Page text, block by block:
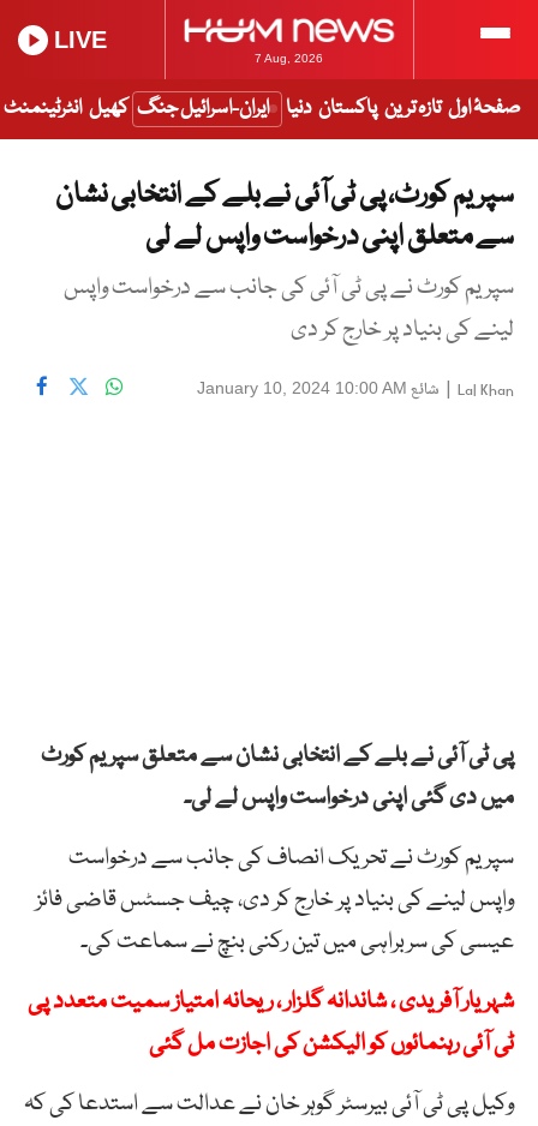
7 Aug, 2026
LIVE
صفحۂ اول تازہ ترین پاکستان دنیا ایران-اسرائیل جنگ کھیل انٹرٹینمنٹ
سپریم کورٹ، پی ٹی آئی نے بلے کے انتخابی نشان
سے متعلق اپنی درخواست واپس لے لی
سپریم کورٹ نے پی ٹی آئی کی جانب سے درخواست واپس
لینے کی بنیاد پر خارج کر دی
Lal Khan
| شائع January 10, 2024 10:00 AM
پی ٹی آئی نے بلے کے انتخابی نشان سے متعلق سپریم کورٹ
میں دی گئی اپنی درخواست واپس لے لی۔
سپریم کورٹ نے تحریک انصاف کی جانب سے درخواست
واپس لینے کی بنیاد پر خارج کر دی، چیف جسٹس قاضی فائز
عیسی کی سربراہی میں تین رکنی بنچ نے سماعت کی۔
شہریار آفریدی ، شاندانہ گلزار ، ریحانہ امتیاز سمیت متعدد پی
ٹی آئی رہنمائوں کو الیکشن کی اجازت مل گئی
وکیل پی ٹی آئی بیرسٹر گوہر خان نے عدالت سے استدعا کی کہ